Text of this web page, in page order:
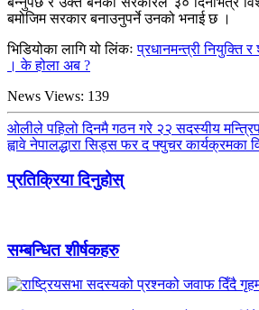
बमोजिम सरकार बनाउनुपर्ने उनको भनाई छ ।
भिडियोका लागि यो लिंकःप्रधानमन्त्री नियुक्ति र
। के होला अब ?
News Views: 139
ओलीले पहिलो दिनमै गठन गरे २२ सदस्यीय
ह्वावे नेपालद्धारा सिड्स फर द फ्युचर कार्यक्रमका
प्रतिक्रिया दिनुहोस्
सम्बन्धित शीर्षकहरु